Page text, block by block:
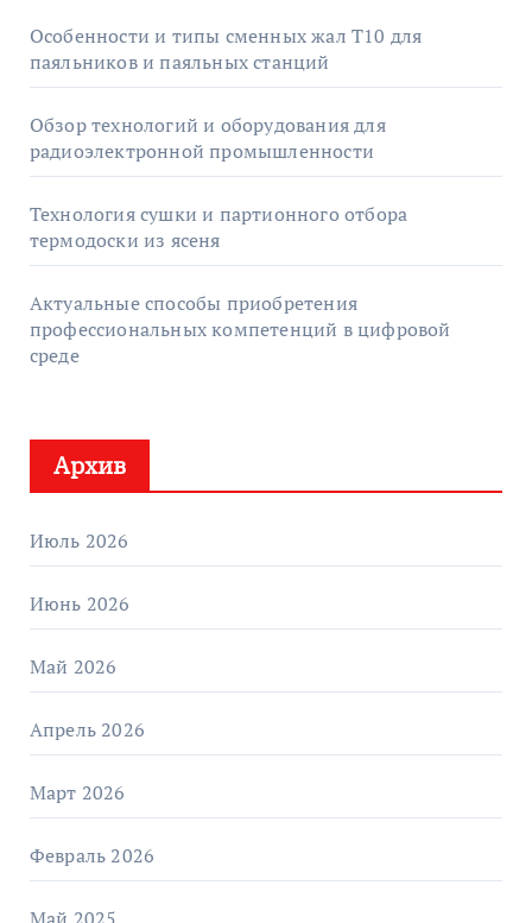
Особенности и типы сменных жал T10 для
паяльников и паяльных станций
Обзор технологий и оборудования для
радиоэлектронной промышленности
Технология сушки и партионного отбора
термодоски из ясеня
Актуальные способы приобретения
профессиональных компетенций в цифровой
среде
Архив
Июль 2026
Июнь 2026
Май 2026
Апрель 2026
Март 2026
Февраль 2026